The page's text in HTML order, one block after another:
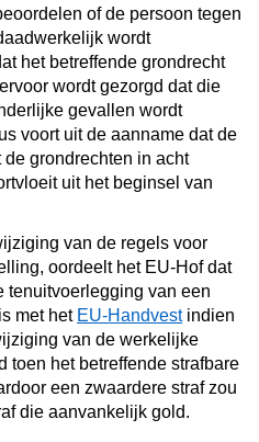
of de persoon tegen
wordt
het betreffende grondrecht
wordt gezorgd dat die
gevallen wordt
voort uit de aanname dat de
grondrechten in acht
uit het beginsel van
van de regels voor
oordeelt het EU-Hof dat
tenuitvoerlegging van een
met het EU-Handvestindien
van de werkelijke
toen het betreffende strafbare
een zwaardere straf zou
die aanvankelijk gold.